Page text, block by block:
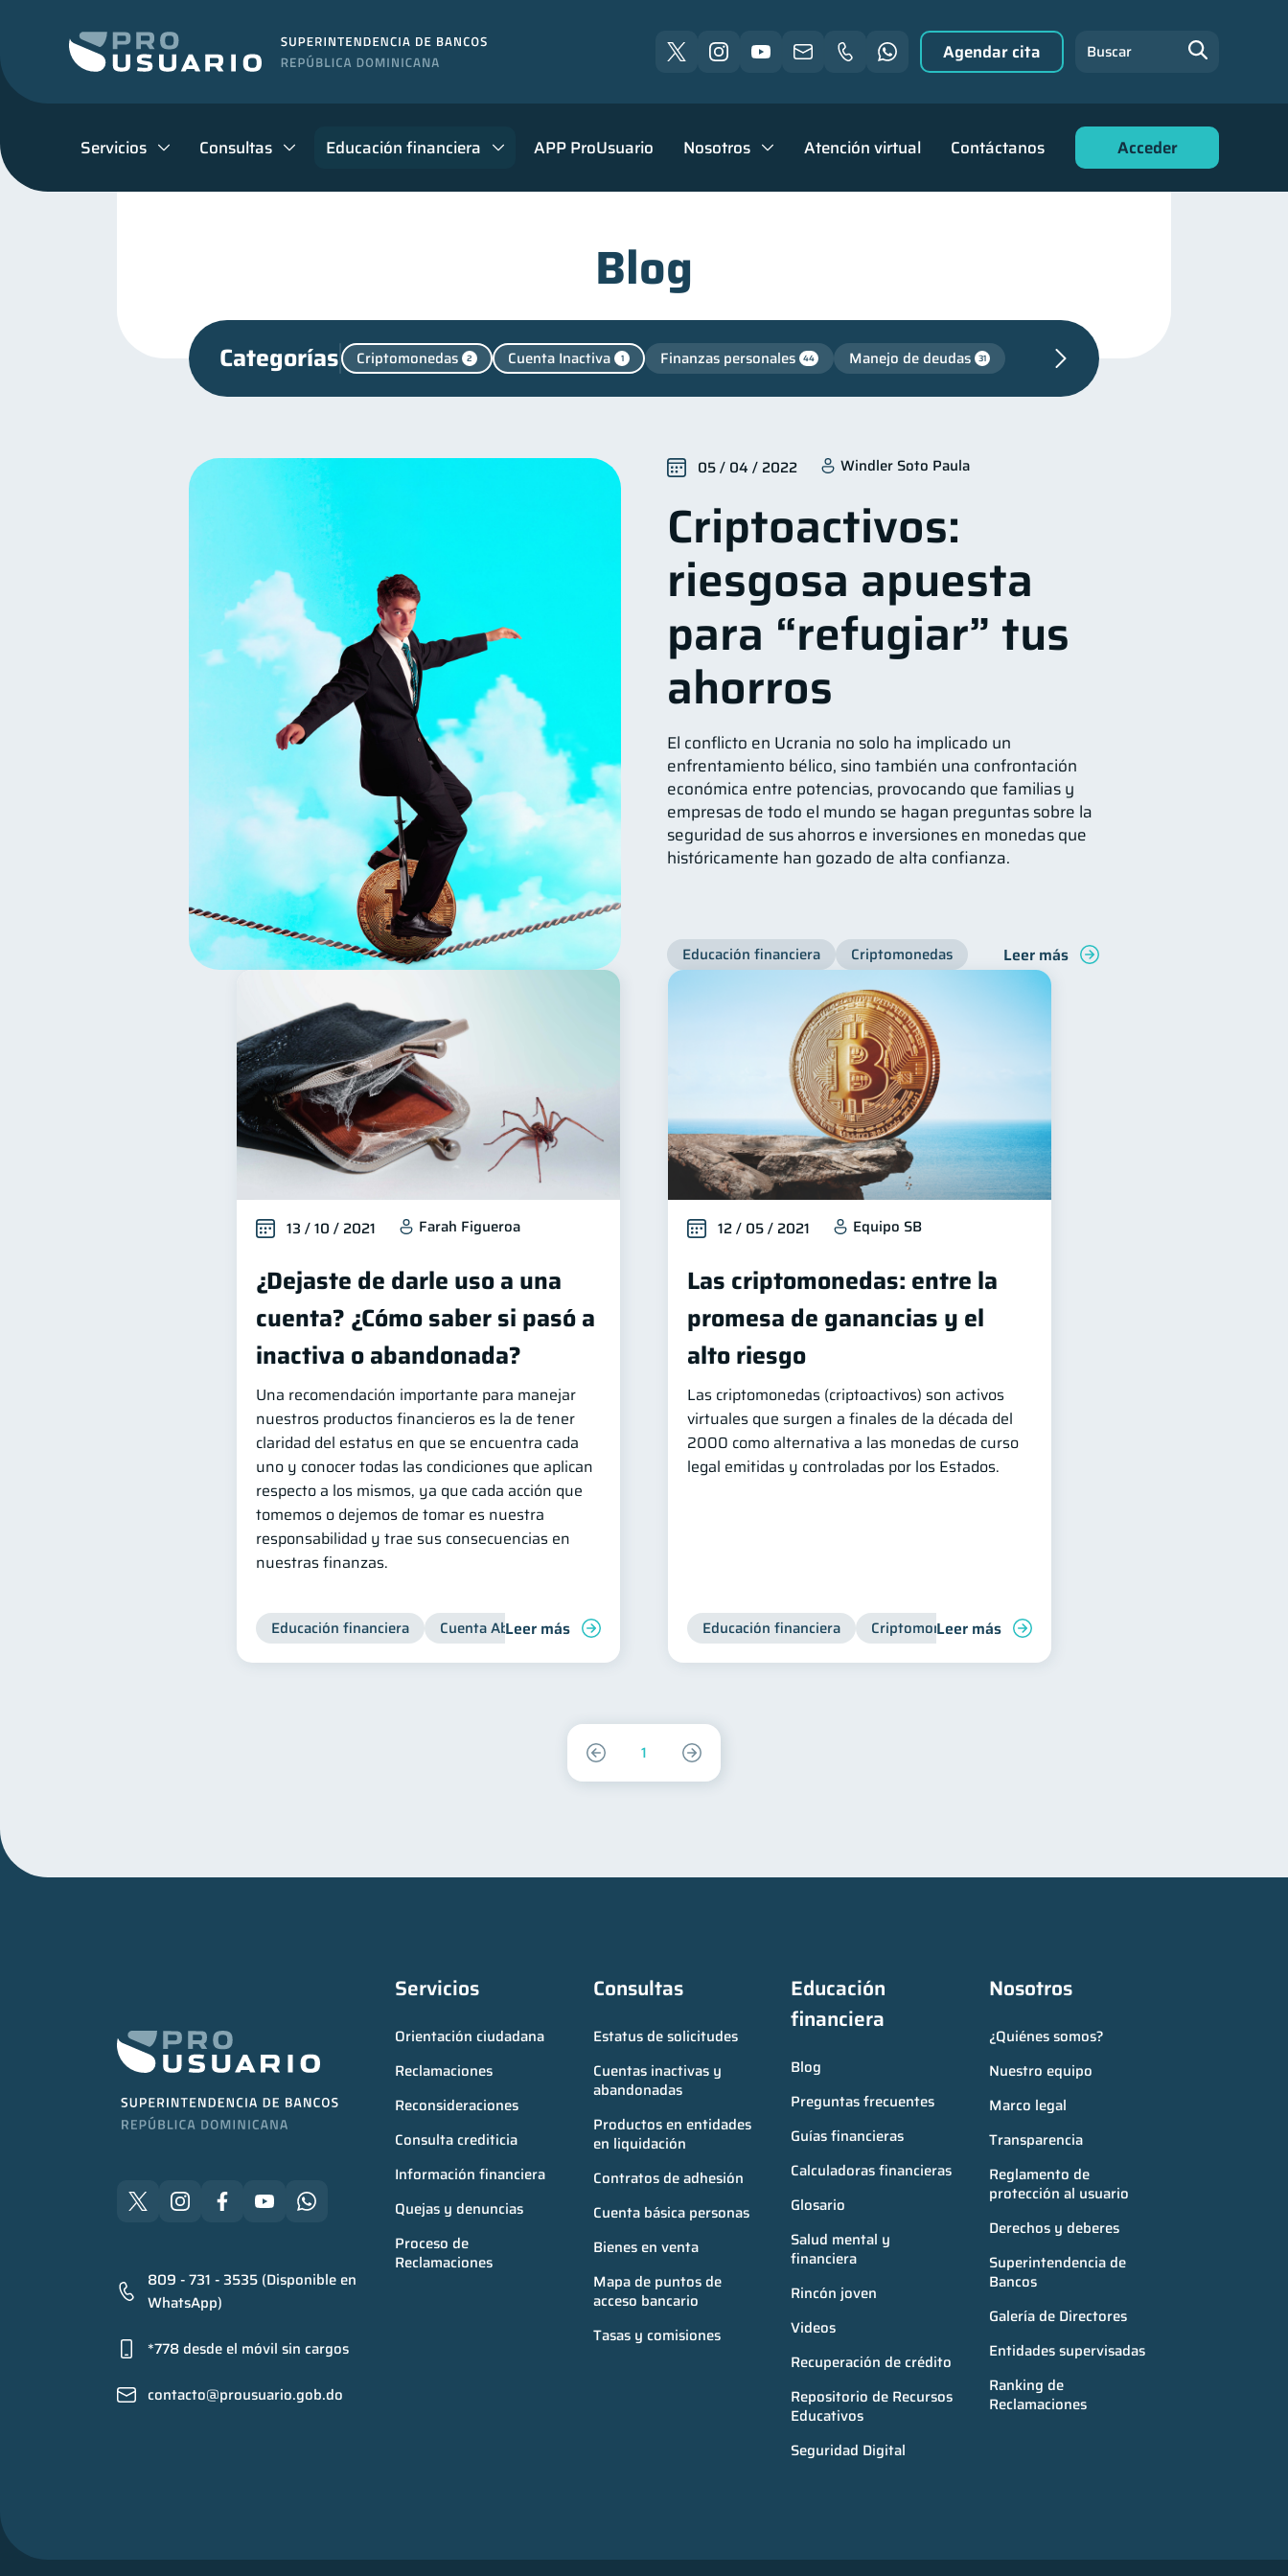
Servicios Consultas Educación financiera APP ProUsuario Nosotros Atención virtual Contáctanos Acceder
Agendar cita Buscar
Blog
Categorías Criptomonedas 2 Cuenta Inactiva 1 Finanzas personales 44 Manejo de deudas 31
Entidad financiera Consejos Tarjeta de crédito
Historial crediticio Derechos & Deberes
Superintendencia de Bancos Cuenta Abandonada 2 Inversiones 2
Finanzas Personales Educación Financiera 1 Fraudes Mipymes 1
Información financiera ahorro 1 Retiro Doble sueldo
Gasto responsable 1 información financiera
05 / 04 / 2022 Windler Soto Paula
Criptoactivos:
riesgosa apuesta
para “refugiar” tus
ahorros
El conflicto en Ucrania no solo ha implicado un
enfrentamiento bélico, sino también una confrontación
económica entre potencias, provocando que familias y
empresas de todo el mundo se hagan preguntas sobre la
seguridad de sus ahorros e inversiones en monedas que
históricamente han gozado de alta confianza.
Educación financiera Criptomonedas Leer más
13 / 10 / 2021 Farah Figueroa
¿Dejaste de darle uso a una
cuenta? ¿Cómo saber si pasó a
inactiva o abandonada?
Una recomendación importante para manejar
nuestros productos financieros es la de tener
claridad del estatus en que se encuentra cada
uno y conocer todas las condiciones que aplican
respecto a los mismos, ya que cada acción que
tomemos o dejemos de tomar es nuestra
responsabilidad y trae sus consecuencias en
nuestras finanzas.
Educación financiera Cuenta Abandonada Cuenta Inactiva Inclusión financiera Finanzas para jóvenes
Leer más
12 / 05 / 2021 Equipo SB
Las criptomonedas: entre la
promesa de ganancias y el
alto riesgo
Las criptomonedas (criptoactivos) son activos
virtuales que surgen a finales de la década del
2000 como alternativa a las monedas de curso
legal emitidas y controladas por los Estados.
Educación financiera CriptomonedasLeer más
1
809 - 731 - 3535 (Disponible en
WhatsApp)
*778 desde el móvil sin cargos
contacto@prousuario.gob.do
Servicios
Orientación ciudadana
Reclamaciones
Reconsideraciones
Consulta crediticia
Información financiera
Quejas y denuncias
Proceso de
Reclamaciones
Consultas
Estatus de solicitudes
Cuentas inactivas y
abandonadas
Productos en entidades
en liquidación
Contratos de adhesión
Cuenta básica personas
Bienes en venta
Mapa de puntos de
acceso bancario
Tasas y comisiones
Educación
financiera
Blog
Preguntas frecuentes
Guías financieras
Calculadoras financieras
Glosario
Salud mental y
financiera
Rincón joven
Videos
Recuperación de crédito
Repositorio de Recursos
Educativos
Seguridad Digital
Nosotros
¿Quiénes somos?
Nuestro equipo
Marco legal
Transparencia
Reglamento de
protección al usuario
Derechos y deberes
Superintendencia de
Bancos
Galería de Directores
Entidades supervisadas
Ranking de
Reclamaciones